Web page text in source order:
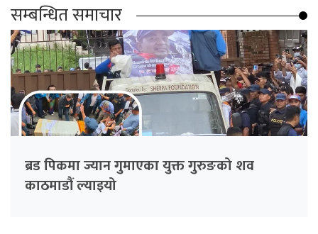
सम्बन्धित समाचार
ब्रड पिकमा ज्यान गुमाएका युक्त गुरुङको शव
काठमाडौं ल्याइयो